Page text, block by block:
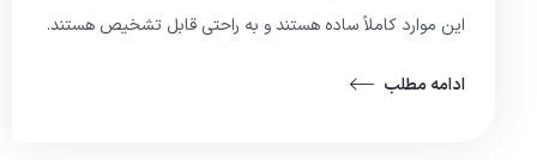
این موارد کاملاً ساده هستند و به راحتی قابل تشخیص هستند.
ادامه مطلب